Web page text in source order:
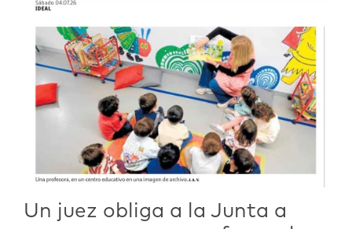
Un juez obliga a la Junta a